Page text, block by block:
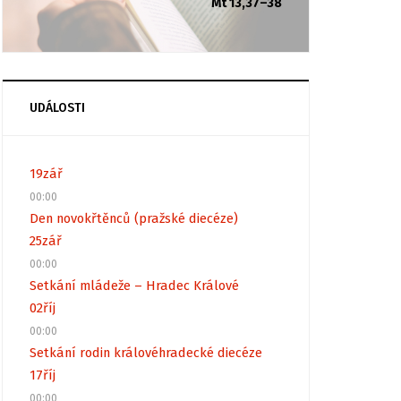
Mt 13,37–38
UDÁLOSTI
19zář
00:00
Den novokřtěnců (pražské diecéze)
25zář
00:00
Setkání mládeže – Hradec Králové
02říj
00:00
Setkání rodin královéhradecké diecéze
17říj
00:00